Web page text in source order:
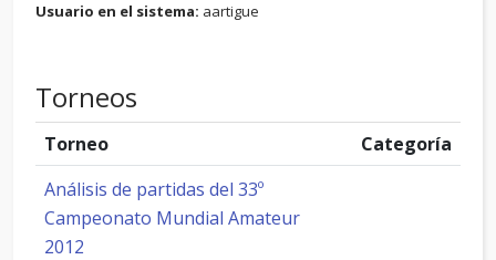
Usuario en el sistema: aartigue
Torneos
Torneo
Categoría
Análisis de partidas del 33º
Campeonato Mundial Amateur
2012